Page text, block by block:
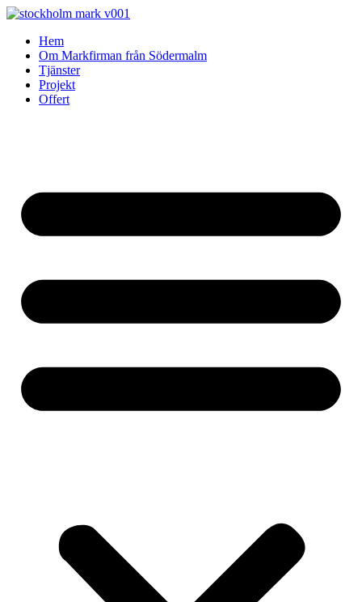
Skip
contentHem
Om Markfirman från Södermalm
Tjänster
Projekt
Offert